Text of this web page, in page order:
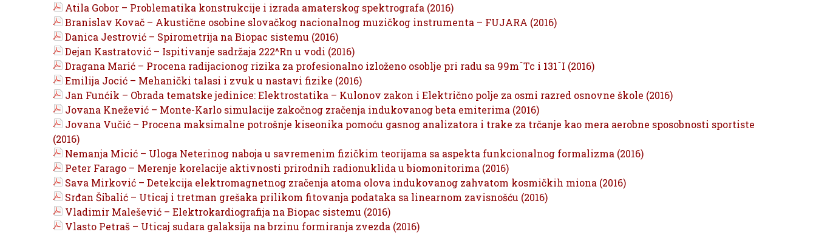
Atila Gobor – Problematika konstrukcije i izrada amaterskog spektrografa (2016)
Branislav Kovač – Akustične osobine slovačkog nacionalnog muzičkog instrumenta – FUJARA (2016)
Danica Jestrović – Spirometrija na Biopac sistemu (2016)
Dejan Kastratović – Ispitivanje sadržaja 222^Rn u vodi (2016)
Dragana Marić – Procena radijacionog rizika za profesionalno izloženo osoblje pri radu sa 99mˆTc i 131ˆI (2016)
Emilija Jocić – Mehanički talasi i zvuk u nastavi fizike (2016)
Jan Funćik – Obrada tematske jedinice: Elektrostatika – Kulonov zakon i Električno polje za osmi razred osnovne škole (2016)
Jovana Knežević – Monte-Karlo simulacije zakočnog zračenja indukovanog beta emiterima (2016)
Jovana Vučić – Procena maksimalne potrošnje kiseonika pomoću gasnog analizatora i trake za trčanje kao mera aerobne sposobnosti sportiste
(2016)
Nemanja Micić – Uloga Neterinog naboja u savremenim fizičkim teorijama sa aspekta funkcionalnog formalizma (2016)
Peter Farago – Merenje korelacije aktivnosti prirodnih radionuklida u biomonitorima (2016)
Sava Mirković – Detekcija elektromagnetnog zračenja atoma olova indukovanog zahvatom kosmičkih miona (2016)
Srđan Šibalić – Uticaj i tretman grešaka prilikom fitovanja podataka sa linearnom zavisnošću (2016)
Vladimir Malešević – Elektrokardiografija na Biopac sistemu (2016)
Vlasto Petraš – Uticaj sudara galaksija na brzinu formiranja zvezda (2016)